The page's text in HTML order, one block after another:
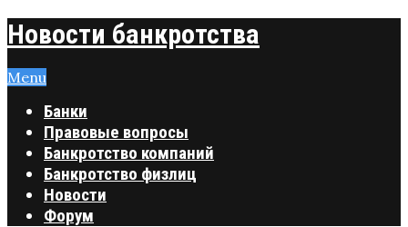
Новости банкротства
Menu
Банки
Правовые вопросы
Банкротство компаний
Банкротство физлиц
Новости
Форум